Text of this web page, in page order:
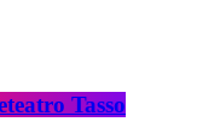
Tasso